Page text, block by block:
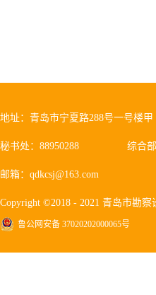
地址：青岛市宁夏路288号一号楼甲
秘书处：88950288 综合
邮箱：qdkcsj@163.com
Copyright ©2018 - 2021 青岛市勘察
鲁公网安备 37020202000065号